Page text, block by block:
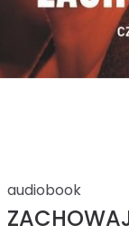
audiobook